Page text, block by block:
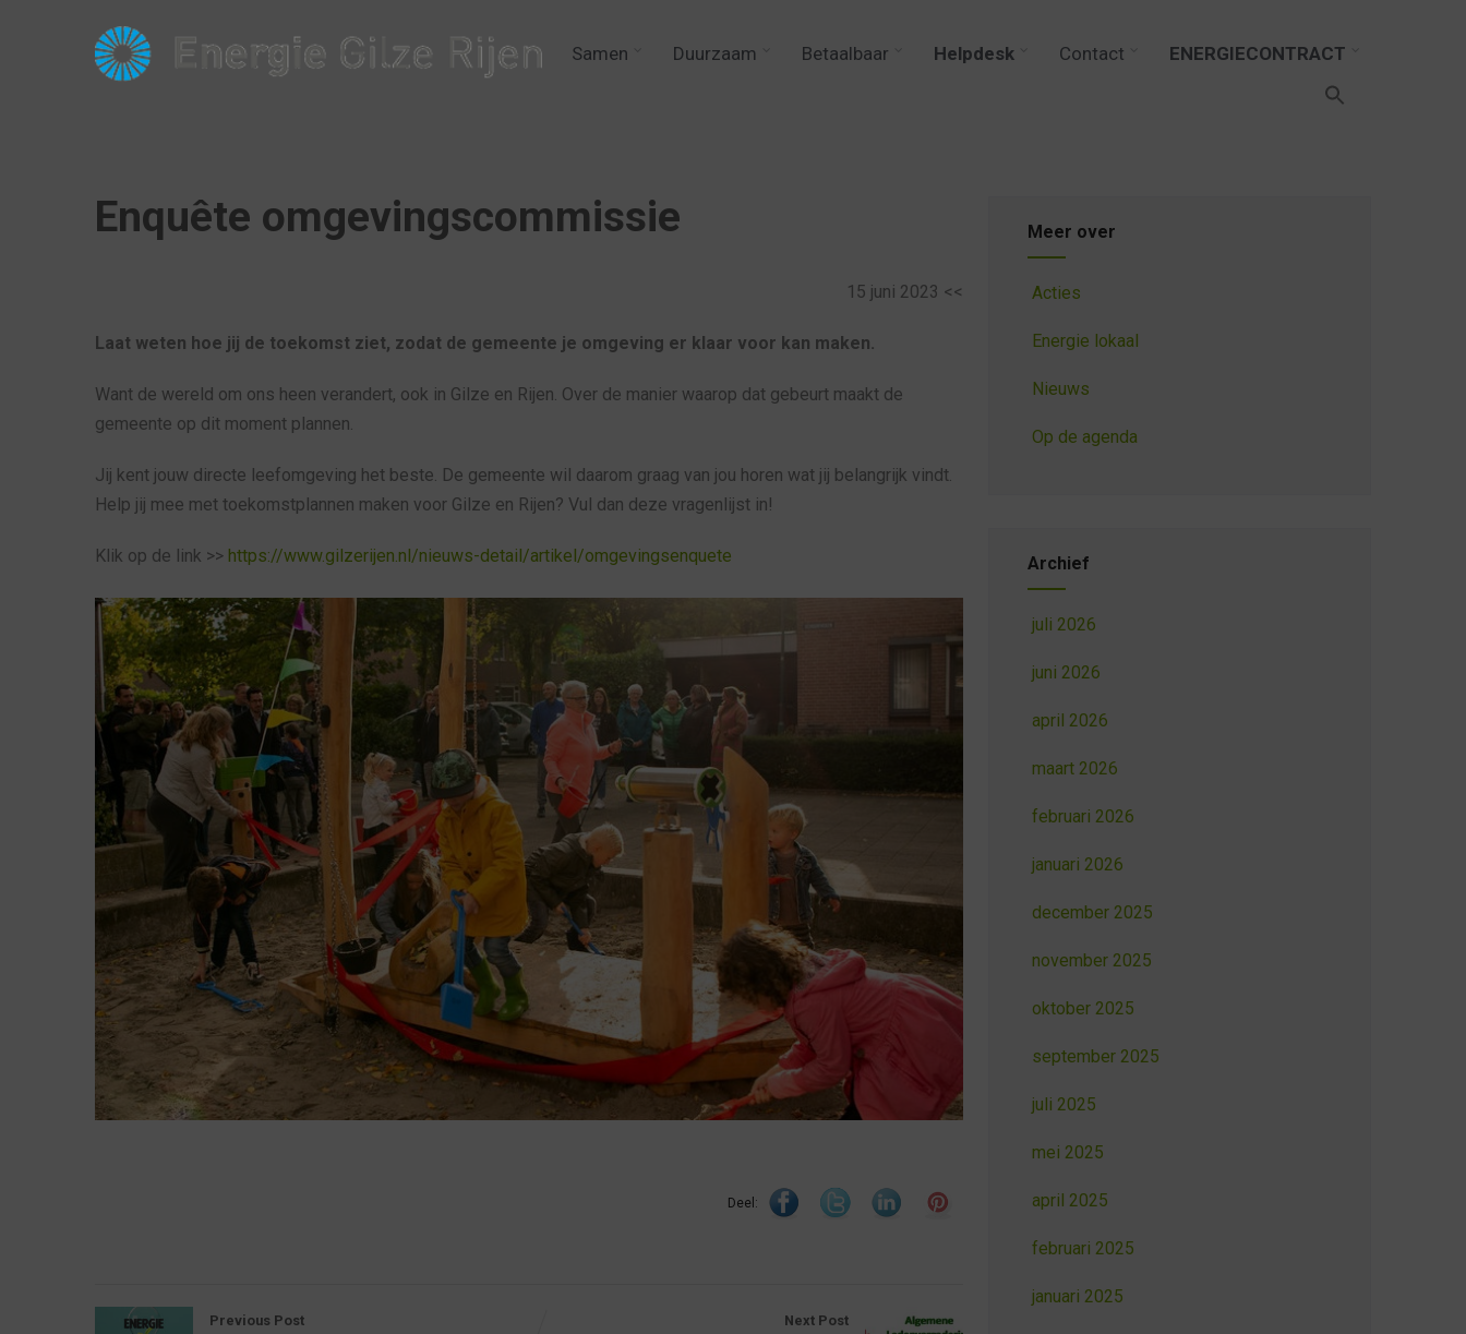
Samen Duurzaam Betaalbaar Helpdesk Contact ENERGIECONTRACT
Enquête omgevingscommissie
15 juni 2023 <<
Laat weten hoe jij de toekomst ziet, zodat de gemeente je omgeving er klaar voor kan maken.
Want de wereld om ons heen verandert, ook in Gilze en Rijen. Over de manier waarop dat gebeurt maakt de
gemeente op dit moment plannen.
Jij kent jouw directe leefomgeving het beste. De gemeente wil daarom graag van jou horen wat jij belangrijk vindt.
Help jij mee met toekomstplannen maken voor Gilze en Rijen? Vul dan deze vragenlijst in!
Klik op de link >> https://www.gilzerijen.nl/nieuws-detail/artikel/omgevingsenquete
Deel:
Previous Post Next Post
Meer over
Acties
Energie lokaal
Nieuws
Op de agenda
Archief
juli 2026
juni 2026
april 2026
maart 2026
februari 2026
januari 2026
december 2025
november 2025
oktober 2025
september 2025
juli 2025
mei 2025
april 2025
februari 2025
januari 2025